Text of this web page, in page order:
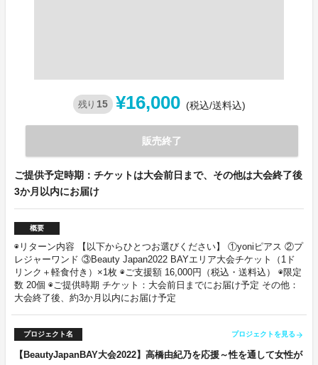
残り 15 ¥16,000 (税込/送料込)
販売終了
ご提供予定時期：チケットは大会前日まで、その他は大会終了後
3か月以内にお届け
概要
◉リターン内容 【以下からひとつお選びください】 ①yoniピアス ②プ
レジャーワンド ③Beauty Japan2022 BAYエリア大会チケット（1ド
リンク＋軽食付き）×1枚 ◉ご支援額 16,000円（税込・送料込） ◉限定
数 20個 ◉ご提供時期 チケット：大会前日までにお届け予定 その他：
大会終了後、約3か月以内にお届け予定
プロジェクト名 プロジェクトを見る arrow_forward
【BeautyJapanBAY大会2022】高橋由紀乃を応援～性を通して女性が